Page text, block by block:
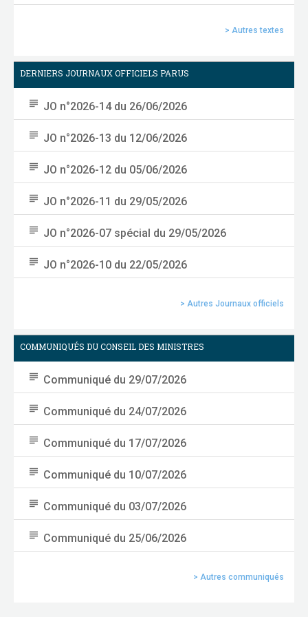
Moment de regard rétrospectif sur les acquis de 2025 et...
[Lire la suite]
[Lire la suite]
> Autres textes
DERNIERS JOURNAUX OFFICIELS PARUS
subject JO n°2026-14 du 26/06/2026
subject JO n°2026-13 du 12/06/2026
subject JO n°2026-12 du 05/06/2026
subject JO n°2026-11 du 29/05/2026
subject JO n°2026-07 spécial du 29/05/2026
subject JO n°2026-10 du 22/05/2026
> Autres Journaux officiels
COMMUNIQUÉS DU CONSEIL DES MINISTRES
subject Communiqué du 29/07/2026
subject Communiqué du 24/07/2026
subject Communiqué du 17/07/2026
subject Communiqué du 10/07/2026
subject Communiqué du 03/07/2026
subject Communiqué du 25/06/2026
> Autres communiqués